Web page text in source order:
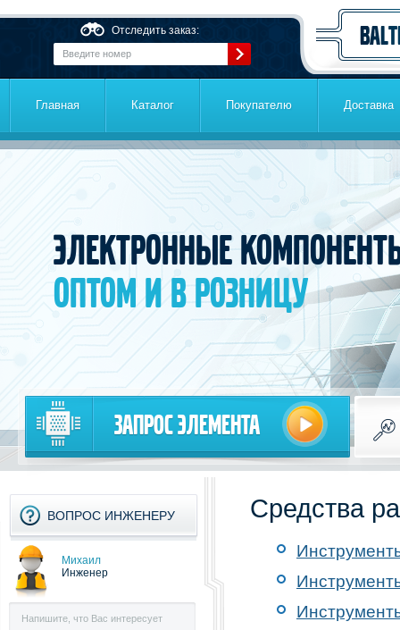
Отследить заказ:
Главная Каталог Покупателю Доставка
Электронные
оптом и в розницу
Запрос элемента
ВОПРОС ИНЖЕНЕРУ
Михаил
Инженер
Средства